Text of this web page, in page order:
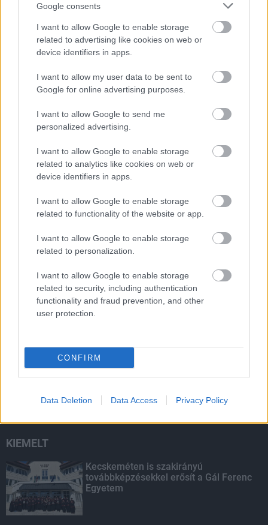
Google consents
I want to allow Google to enable storage
related to advertising like cookies on web or
device identifiers in apps.
I want to allow my user data to be sent to
Google for online advertising purposes.
I want to allow Google to send me
personalized advertising.
I want to allow Google to enable storage
related to analytics like cookies on web or
device identifiers in apps.
I want to allow Google to enable storage
related to functionality of the website or app.
I want to allow Google to enable storage
related to personalization.
I want to allow Google to enable storage
related to security, including authentication
functionality and fraud prevention, and other
user protection.
CONFIRM
Data Deletion Data Access Privacy Policy
termeléssel tehermentesíti a
villamosenergia-rendszert a STRABAG
HIRDETÉS
HIRDETÉS
HIRDETÉS
LEGOLVASOTTABB
Látlelet a hazai víziközművekről?
Egyetlen, fél évszázados vezetéken
múlt Bicske vízellátása
Egyhetes országos ellenőrzést tart a
rendőrség a utakon
Amire többmillióan vártunk: szombattól
másodfokúra csökken a riasztás
KIEMELT
Kecskeméten is szakirányú
továbbképzésekkel erősít a Gál Ferenc
Egyetem